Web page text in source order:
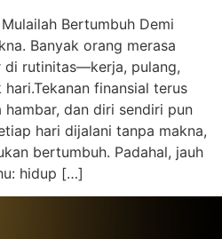
Bertumbuh Demi
Banyak orang merasa
di rutinitas—kerja, pulang,
finansial terus
dan diri sendiri pun
hari dijalani tanpa makna,
bertumbuh. Padahal, jauh
hidup […]